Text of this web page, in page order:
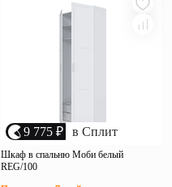
9 775 ₽ в Сплит
Шкаф в спальню Моби белый
REG/100